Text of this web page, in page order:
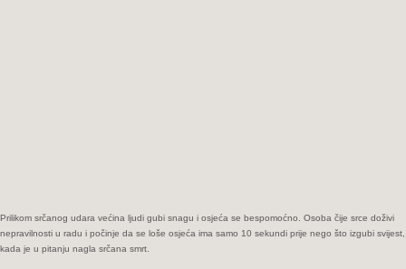
ove
korake
Prilikom srčanog udara većina ljudi gubi snagu i osjeća se bespomoćno. Osoba čije srce doživi
nepravilnosti u radu i počinje da se loše osjeća ima samo 10 sekundi prije nego što izgubi svijest,
kada je u pitanju nagla srčana smrt.